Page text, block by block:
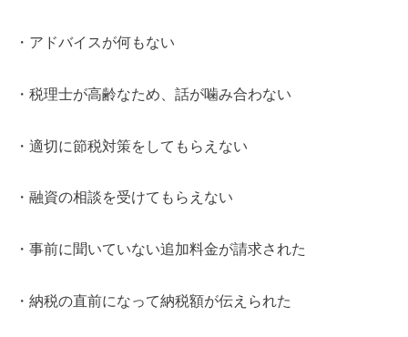
・アドバイスが何もない
・税理士が高齢なため、話が噛み合わない
・適切に節税対策をしてもらえない
・融資の相談を受けてもらえない
・事前に聞いていない追加料金が請求された
・納税の直前になって納税額が伝えられた